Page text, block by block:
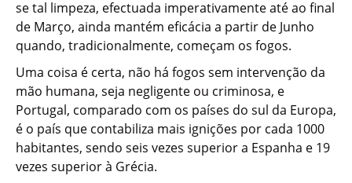
se tal limpeza, efectuada imperativamente até ao final
de Março, ainda mantém eficácia a partir de Junho
quando, tradicionalmente, começam os fogos.
Uma coisa é certa, não há fogos sem intervenção da
mão humana, seja negligente ou criminosa, e
Portugal, comparado com os países do sul da Europa,
é o país que contabiliza mais ignições por cada 1000
habitantes, sendo seis vezes superior a Espanha e 19
vezes superior à Grécia.